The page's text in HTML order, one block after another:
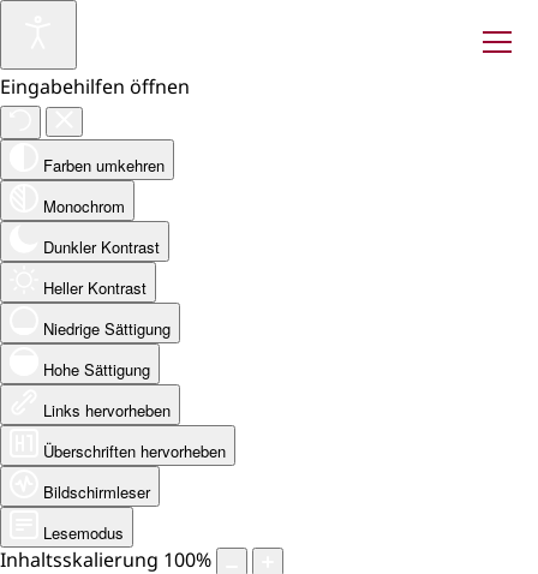
Eingabehilfen öffnen
Farben umkehren
Monochrom
Dunkler Kontrast
Heller Kontrast
Niedrige Sättigung
Hohe Sättigung
Links hervorheben
Überschriften hervorheben
Bildschirmleser
Lesemodus
Inhaltsskalierung 100%